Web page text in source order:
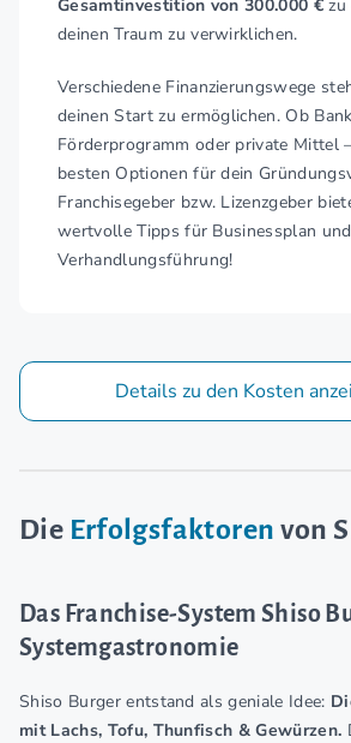
Gesamtinvestition von 300.000 € zu
deinen Traum zu verwirklichen.
Verschiedene Finanzierungswege
deinen Start zu ermöglichen. Ob
Förderprogramm oder private Mittel
besten Optionen für dein
Franchisegeber bzw. Lizenzgeber
wertvolle Tipps für Businessplan und
Verhandlungsführung!
Details zu den Kosten
Die Erfolgsfaktoren von
Das Franchise-System Shiso
Systemgastronomie
Shiso Burger entstand als geniale Idee:
mit Lachs, Tofu, Thunfisch & Gewürzen.